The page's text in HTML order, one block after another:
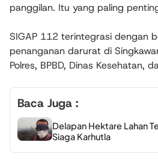
panggilan. Itu yang paling
SIGAP 112 terintegrasi dengan
penanganan darurat di
Polres, BPBD, Dinas Kesehatan,
Baca Juga :
Delapan Hektare Lahan
Siaga Karhutla